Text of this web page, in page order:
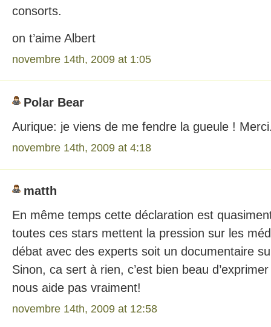
consorts.
on t’aime Albert
novembre 14th, 2009 at 1:05
Polar Bear
Aurique: je viens de me fendre la gueule !
novembre 14th, 2009 at 4:18
matth
En même temps cette déclaration est
toutes ces stars mettent la pression sur les
débat avec des experts soit un documentaire
Sinon, ca sert à rien, c’est bien beau
nous aide pas vraiment!
novembre 14th, 2009 at 12:58